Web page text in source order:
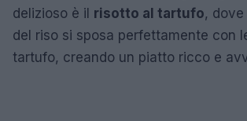
delizioso è il risotto al tartufo,
del riso si sposa perfettamente con
tartufo, creando un piatto ricco e